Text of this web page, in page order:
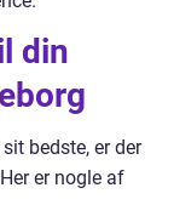
din
bedste, er der
er nogle af